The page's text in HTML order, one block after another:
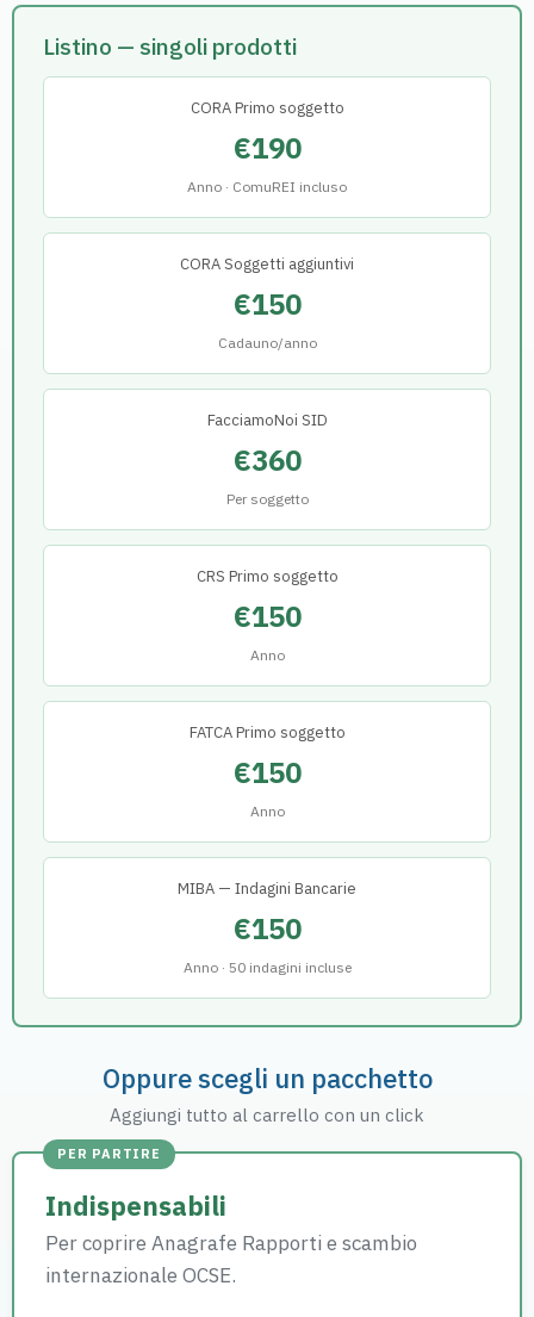
Listino — singoli prodotti
CORA Primo soggetto
€190
Anno · ComuREI incluso
CORA Soggetti aggiuntivi
€150
Cadauno/anno
FacciamoNoi SID
€360
Per soggetto
CRS Primo soggetto
€150
Anno
FATCA Primo soggetto
€150
Anno
MIBA — Indagini Bancarie
€150
Anno · 50 indagini incluse
Oppure scegli un pacchetto
Aggiungi tutto al carrello con un click
PER PARTIRE
Indispensabili
Per coprire Anagrafe Rapporti e scambio
internazionale OCSE.